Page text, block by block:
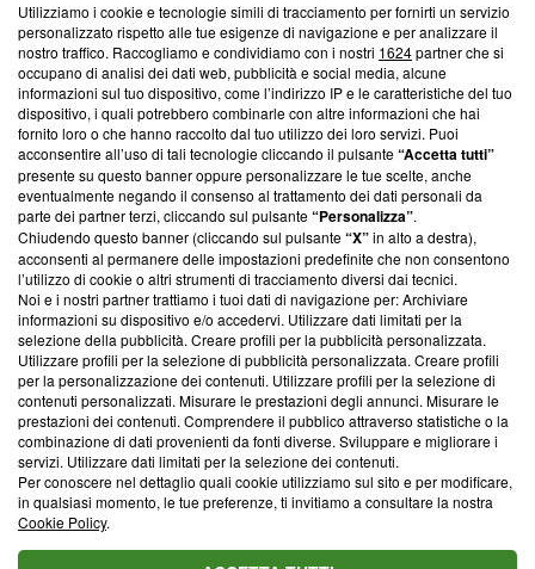
Questa sezione offre informazioni trasparenti su Blasting
News, sui nostri processi editoriali e su come ci impegniamo a
creare news di qualità. Inoltre, afferma la nostra aderenza a
‘Trust Project - News with Integrity’Blasting News non è
ancora membro del programma, ma ha richiesto di farne
parte; Trust Project non ha ancora effettuato una verifica di
conformità agli standard.
Su di noi
Team editoriale
Corporate
Redazione
Informativa Privacy
Cookie Policy
Blasting SA, IDI CHE-247.845.224, Via Carlo Frasca, 3 - 6900
Lugano (Svizzera) Tel:+39 0690258937
© 2026 Blasting News
Utilizziamo i cookie e tecnologie simili di tracciamento per fornirti un servizio
personalizzato rispetto alle tue esigenze di navigazione e per analizzare il
nostro traffico. Raccogliamo e condividiamo con i nostri 1624partner che si
occupano di analisi dei dati web, pubblicità e social media, alcune
informazioni sul tuo dispositivo, come l’indirizzo IP e le caratteristiche del tuo
dispositivo, i quali potrebbero combinarle con altre informazioni che hai
fornito loro o che hanno raccolto dal tuo utilizzo dei loro servizi. Puoi
acconsentire all’uso di tali tecnologie cliccando il pulsante“Accetta tutti”
presente su questo banner oppure personalizzare le tue scelte, anche
eventualmente negando il consenso al trattamento dei dati personali da
parte dei partner terzi, cliccando sul pulsante“Personalizza”.
Chiudendo questo banner (cliccando sul pulsante“X”in alto a destra),
acconsenti al permanere delle impostazioni predefinite che non consentono
l’utilizzo di cookie o altri strumenti di tracciamento diversi dai tecnici.
Noi e i nostri partner trattiamo i tuoi dati di navigazione per: Archiviare
informazioni su dispositivo e/o accedervi. Utilizzare dati limitati per la
selezione della pubblicità. Creare profili per la pubblicità personalizzata.
Utilizzare profili per la selezione di pubblicità personalizzata. Creare profili
per la personalizzazione dei contenuti. Utilizzare profili per la selezione di
contenuti personalizzati. Misurare le prestazioni degli annunci. Misurare le
prestazioni dei contenuti. Comprendere il pubblico attraverso statistiche o la
combinazione di dati provenienti da fonti diverse. Sviluppare e migliorare i
servizi. Utilizzare dati limitati per la selezione dei contenuti.
Per conoscere nel dettaglio quali cookie utilizziamo sul sito e per modificare,
in qualsiasi momento, le tue preferenze, ti invitiamo a consultare la nostra
Cookie Policy.